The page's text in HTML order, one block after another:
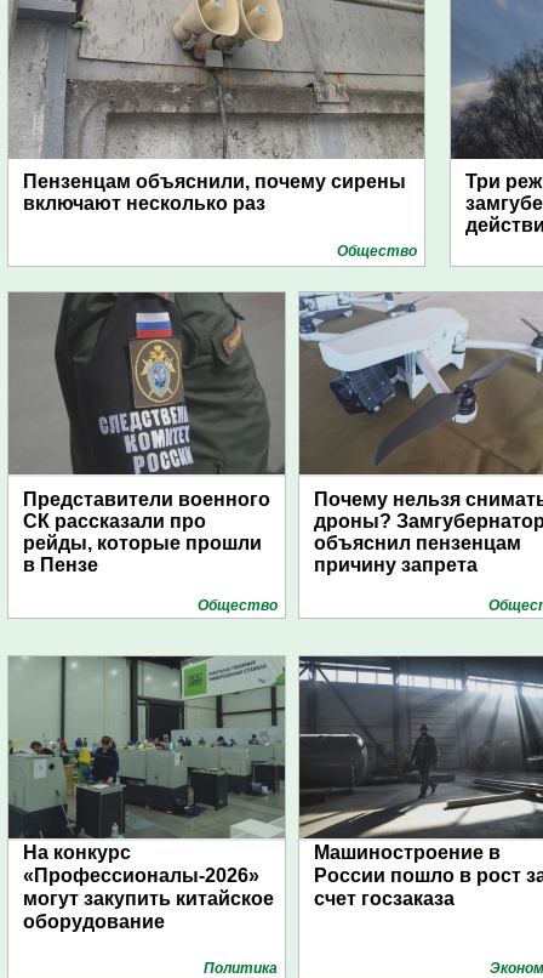
Пензенцам объяснили, почему сирены
включают несколько раз
Общество
Три
Представители военного
СК рассказали про
рейды, которые прошли
в Пензе
Общество
Почему нельзя
дроны?
объяснил пензенцам
причину запрета
На конкурс
«Профессионалы-2026»
могут закупить китайское
оборудование
Политика
Машиностроение в
России пошло в рост
счет госзаказа